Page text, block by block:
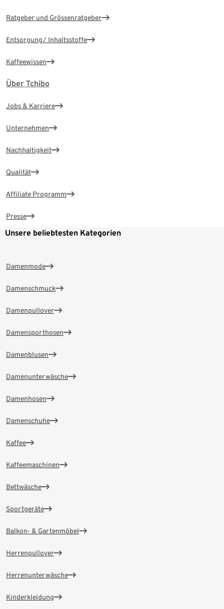
Ratgeber und Grössenratgeber
Entsorgung/ Inhaltsstoffe
Kaffeewissen
Über Tchibo
Jobs & Karriere
Unternehmen
Nachhaltigkeit
Qualität
Affiliate Programm
Presse
Unsere beliebtesten Kategorien
Damenmode
Damenschmuck
Damenpullover
Damensporthosen
Damenblusen
Damenunterwäsche
Damenhosen
Damenschuhe
Kaffee
Kaffeemaschinen
Bettwäsche
Sportgeräte
Balkon- & Gartenmöbel
Herrenpullover
Herrenunterwäsche
Kinderkleidung